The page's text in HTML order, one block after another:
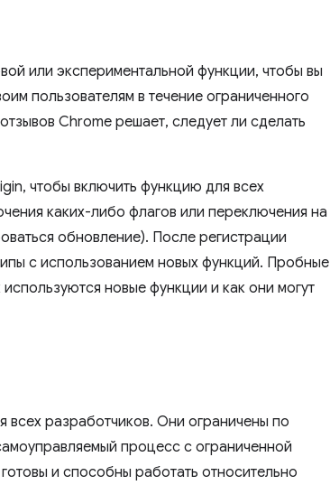
или экспериментальной функции, чтобы вы
пользователям в течение ограниченного
Chrome решает, следует ли сделать
чтобы включить функцию для всех
каких-либо флагов или переключения на
обновление). После регистрации
с использованием новых функций. Пробные
новые функции и как они могут
всех разработчиков. Они ограничены по
процесс с ограниченной
и способны работать относительно